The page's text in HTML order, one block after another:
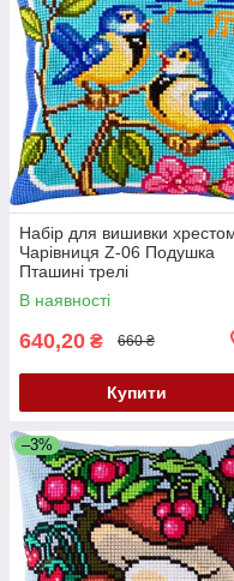
Набір для вишивки
Чарівниця Z-06 Подушка
Пташині трелі
В наявності
640,20 ₴ 660 ₴
Купити
–3%